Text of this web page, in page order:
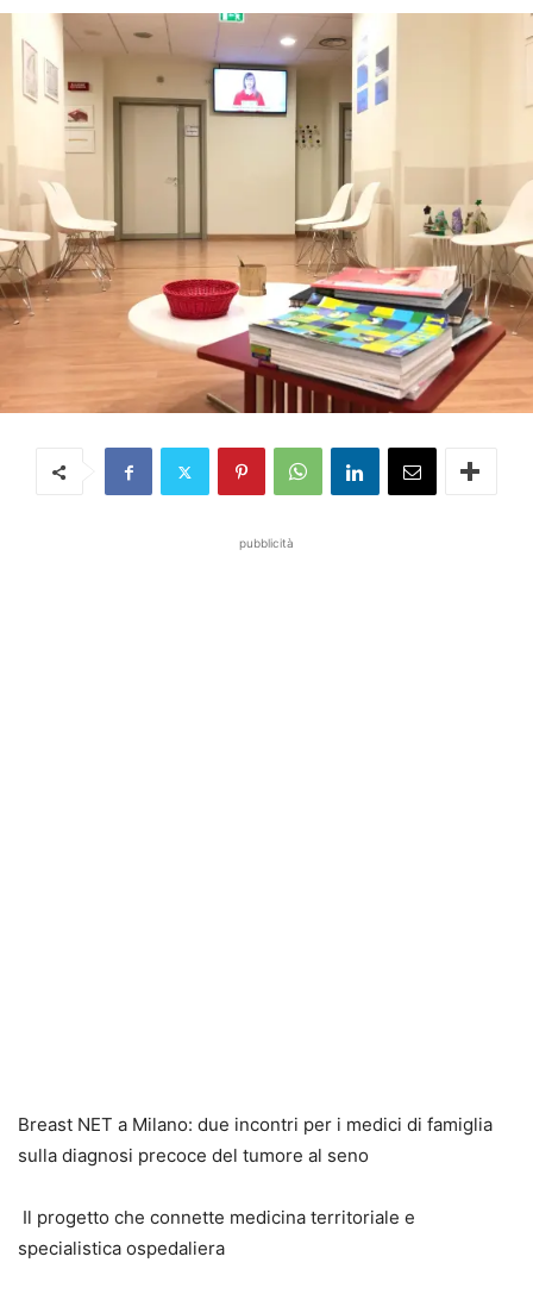
pubblicità
Breast NET a Milano: due incontri per i medici di famiglia
sulla diagnosi precoce del tumore al seno
Il progetto che connette medicina territoriale e
specialistica ospedaliera